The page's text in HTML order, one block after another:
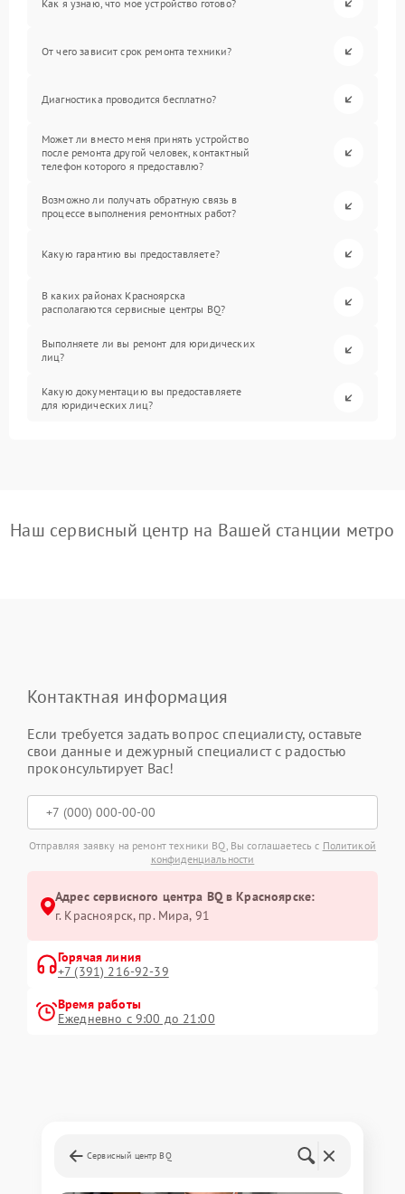
Как я узнаю, что мое устройство готово?
От чего зависит срок ремонта техники?
Диагностика проводится бесплатно?
Может ли вместо меня принять устройство
после ремонта другой человек, контактный
телефон которого я предоставлю?
Возможно ли получать обратную связь в
процессе выполнения ремонтных работ?
Какую гарантию вы предоставляете?
В каких районах Красноярска
располагаются сервисные центры BQ?
Выполняете ли вы ремонт для юридических
лиц?
Какую документацию вы предоставляете
для юридических лиц?
Наш сервисный центр на Вашей станции метро
Контактная информация
Если требуется задать вопрос специалисту, оставьте
свои данные и дежурный специалист с радостью
проконсультирует Вас!
Отправляя заявку на ремонт техники BQ, Вы соглашаетесь с Политикой
конфиденциальности
Адрес сервисного центра BQ в Красноярске:
г. Красноярск, ​пр. Мира, 91
Горячая линия
+7 (391) 216-92-39
Время работы
Ежедневно с 9:00 до 21:00
Сервисный центр BQ